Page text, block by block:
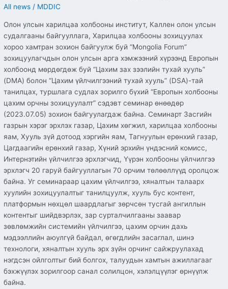
All news / MDDIC
Олон улсын харилцаа холбооны институт, Каллен олон улсын
судалгааны байгууллага, Харилцаа холбооны зохицуулах
хороо хамтран зохион байгуулж буй “Mongolia Forum”
зохицуулагчдын олон улсын арга хэмжээний хүрээнд Европын
холбоонд мөрдөгдөж буй “Цахим зах зээлийн тухай хууль”
(DMA) болон “Цахим үйлчилгээний тухай хууль” (DSA)-тай
танилцах, туршлага судлах зорилго бүхий “Европын холбооны
цахим орчны зохицуулалт” сэдэвт семинар өнөөдөр
(2023.07.05) зохион байгуулагдаж байна. Семинарт Засгийн
газрын хэрэг эрхлэх газар, Цахим хөгжил, харилцаа холбооны
яам, Хууль зүй дотоод хэргийн яам, Тагнуулын ерөнхий газар,
Цагдаагийн ерөнхий газар, Хүний эрхийн үндэсний комисс,
Интернэтийн үйлчилгээ эрхлэгчид, Үүрэн холбооны үйлчилгээ
эрхлэгч 20 гаруй байгууллагын 70 орчим төлөөллүүд оролцож
байна. Уг семинараар цахим үйлчилгээ, хяналтын талаарх
хуулийн зохицуулалтыг танилцуулж, хууль бус контент,
платформын нөхцөл шаардлагыг зөрчсөн тусгай ангиллын
контентыг шийдвэрлэх, зар сурталчилгааны заавар
зөвлөмжийн системийн үйлчилгээ, цахим орчин дахь
мэдээллийн аюулгүй байдал, өгөгдлийн засаглал, шинэ
технологи, хяналтын хууль эрх зүйн орчинг сайжруулахад
нэгдсэн ойлголтыг бий болгох, талуудын хамтын ажиллагааг
бэхжүүлэх зорилгоор санал солилцон, хэлэлцүүлэг өрнүүлж
байна.